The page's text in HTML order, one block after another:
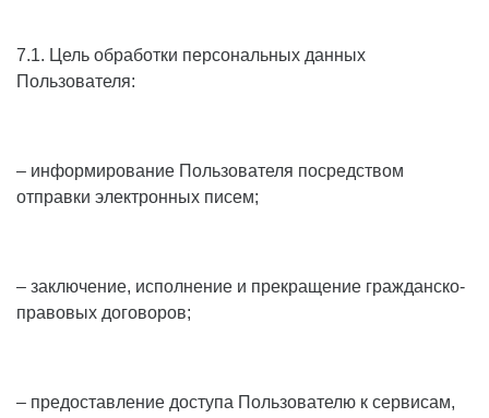
7.1. Цель обработки персональных данных
Пользователя:
– информирование Пользователя посредством
отправки электронных писем;
– заключение, исполнение и прекращение гражданско-
правовых договоров;
– предоставление доступа Пользователю к сервисам,